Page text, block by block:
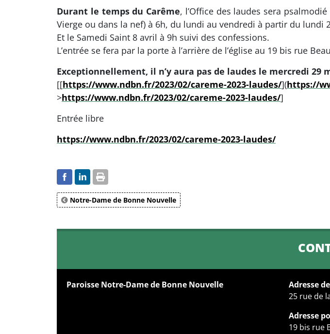
Durant le temps du Carême, l’Office des laudes sera
Vierge ou dans la nef) à 6h, du lundi au vendredi à partir du lundi
Et le Samedi Saint 8 avril à 9h suivi des confessions.
L’entrée se fera par la porte à l’arrière de l’église au 19 bis rue
Exceptionnellement, il n’y aura pas de laudes le mercredi 29
[[https://www.ndbn.fr/2023/02/careme-2023-laudes/](https://
>https://www.ndbn.fr/2023/02/careme-2023-laudes/]
Entrée libre
https://www.ndbn.fr/2023/02/careme-2023-laudes/
Notre-Dame de Bonne Nouvelle
Paroisse Notre-Dame de Bonne Nouvelle
Adresse
25 rue de
Adresse
19 bis rue